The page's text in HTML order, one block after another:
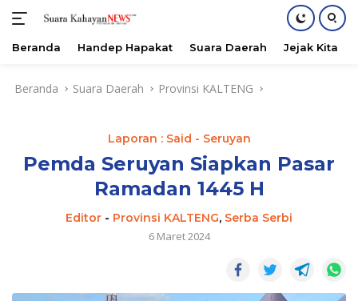
Beranda Handep Hapakat Suara Daerah Jejak Kita
Beranda Suara Daerah Provinsi KALTENG
Laporan : Said - Seruyan
Pemda Seruyan Siapkan Pasar
Ramadan 1445 H
Editor - Provinsi KALTENG, Serba Serbi
6 Maret 2024